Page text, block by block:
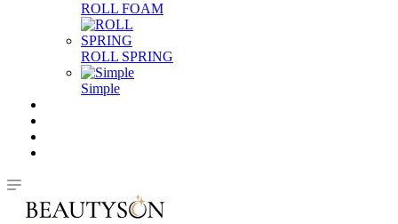
ROLL FOAM
ROLL SPRING
Simple